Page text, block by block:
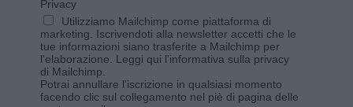
Privacy
Utilizziamo Mailchimp come piattaforma di
marketing. Iscrivendoti alla newsletter accetti che le
tue informazioni siano trasferite a Mailchimp per
l'elaborazione. Leggi qui l'informativa sulla privacy
di Mailchimp
Potrai annullare l'iscrizione in qualsiasi momento
facendo clic sul collegamento nel piè di pagina delle